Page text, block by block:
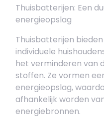
Thuisbatterijen: Een
energieopslag
Thuisbatterijen
individuele
het verminderen van
stoffen. Ze vormen
energieopslag,
afhankelijk worden
energiebronnen.